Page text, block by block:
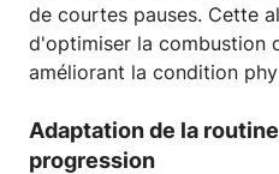
de courtes pauses. Cette
d'optimiser la combustion
améliorant la condition
Adaptation de la
progression